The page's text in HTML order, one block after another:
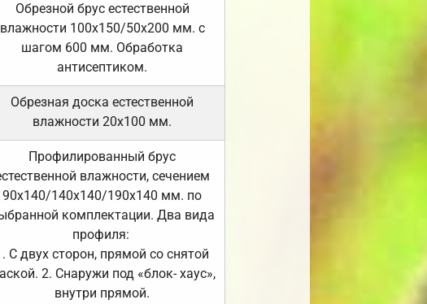
Обрезной брус естественной
влажности 100х150/50х200 мм. с
шагом 600 мм. Обработка
антисептиком.
Обрезная доска естественной
влажности 20х100 мм.
Профилированный брус
влажности, сечением
90х140/140х140/190х140 мм. по
комплектации. Два вида
профиля:
С двух сторон, прямой со снятой
2. Снаружи под «блок- хаус»,
внутри прямой.